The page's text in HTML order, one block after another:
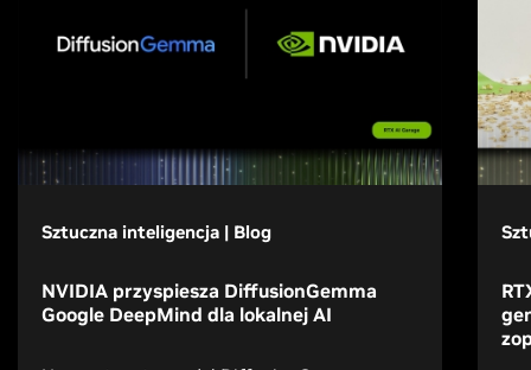
Sztuczna inteligencja | Blog
NVIDIA przyspiesza DiffusionGemma
Google DeepMind dla lokalnej AI